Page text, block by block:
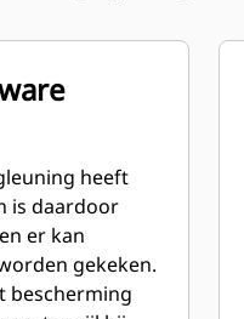
heeft
is daardoor
er kan
gekeken.
bescherming